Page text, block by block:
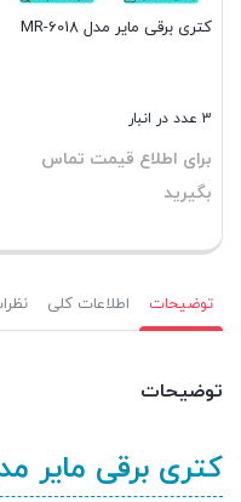
کتری برقی مایر مدل MR-6018
3 عدد در انبار
برای اطلاع قیمت تماس
بگیرید
بستن
توضیحات اطلاعات کلی
توضیحات
کتری برقی مایر مدل